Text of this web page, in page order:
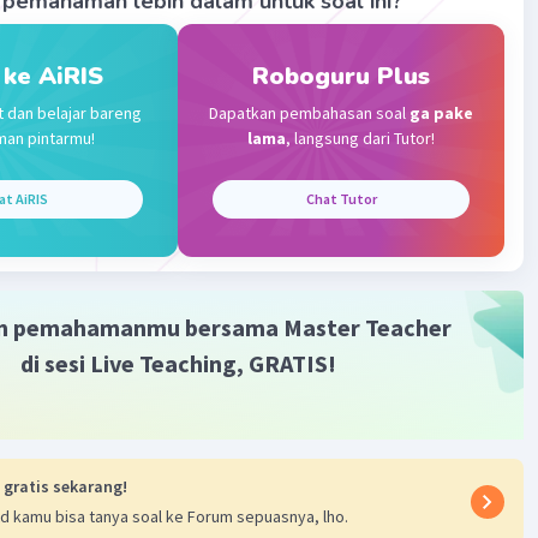
Community
terverifikasi
tepat adalah 30 menit
:
AiRIS
dan belajar bareng
pintarmu!
AiRIS
Roboguru Plus
Dapatkan pembahasan soal ga pake
lama, langsung dari Tutor!
Chat Tutor
pemahamanmu bersama Master Teacher
di sesi Live Teaching, GRATIS!
gratis sekarang!
kamu bisa tanya soal ke Forum sepuasnya, lho.